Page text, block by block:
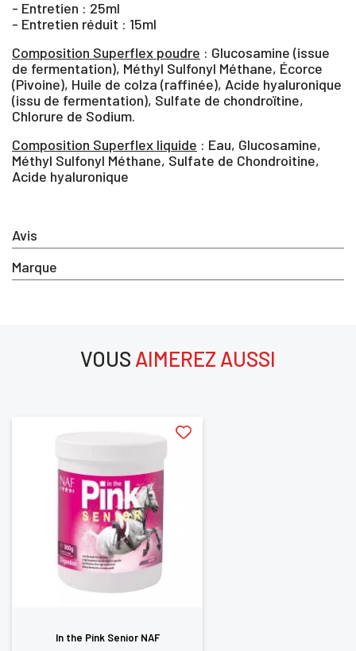
Avis
Marque
- Entretien : 25ml
- Entretien réduit : 15ml
Composition Superflex poudre : Glucosamine (issue
de fermentation), Méthyl Sulfonyl Méthane, Écorce
(Pivoine), Huile de colza (raffinée), Acide hyaluronique
(issu de fermentation), Sulfate de chondroïtine,
Chlorure de Sodium.
Composition Superflex liquide : Eau, Glucosamine,
Méthyl Sulfonyl Méthane, Sulfate de Chondroitine,
Acide hyaluronique
VOUS AIMEREZ AUSSI
In the Pink Senior NAF
ANNULER